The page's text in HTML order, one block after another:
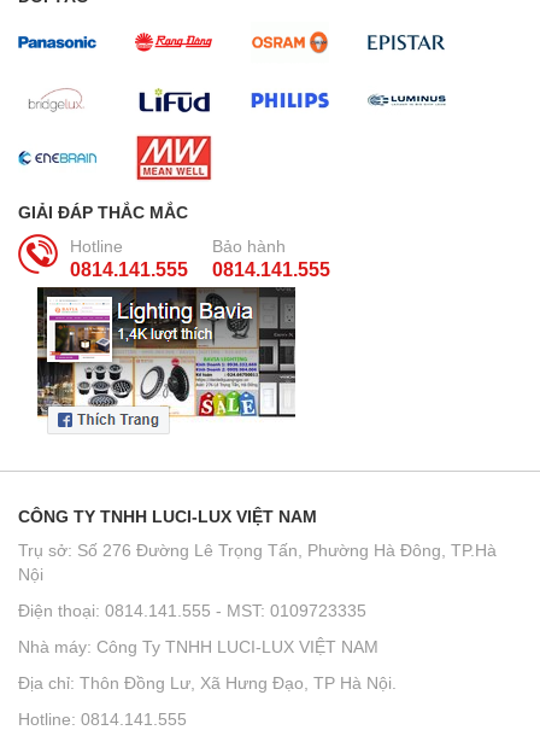
GIẢI ĐÁP THẮC MẮC
Hotline
0814.141.555
Bảo hành
0814.141.555
CÔNG TY TNHH LUCI-LUX VIỆT NAM
Trụ sở: Số 276 Đường Lê Trọng Tấn, Phường Hà Đông, TP.Hà
Nội
Điện thoại: 0814.141.555 - MST: 0109723335
Nhà máy: Công Ty TNHH LUCI-LUX VIỆT NAM
Địa chỉ: Thôn Đồng Lư, Xã Hưng Đạo, TP Hà Nội.
Hotline: 0814.141.555